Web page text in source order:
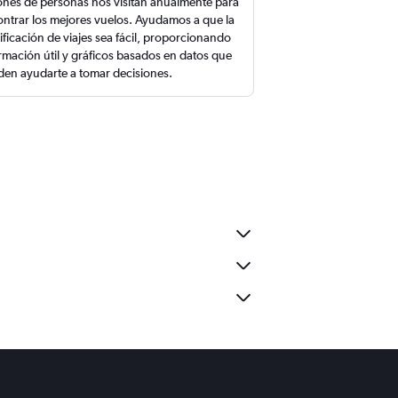
los mejores vuelos. Ayudamos a que la
de viajes sea fácil, proporcionando
útil y gráficos basados en datos que
ayudarte a tomar decisiones.